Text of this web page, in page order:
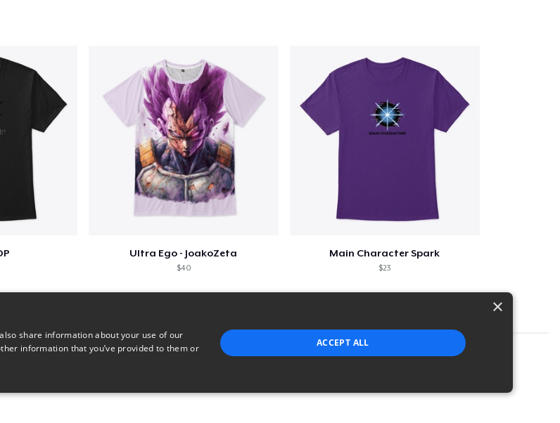
Ultra Ego - JoakoZeta
$40
Main Character Spark
$23
×
share information about your use of our
information that you’ve provided to them or
ACCEPT ALL